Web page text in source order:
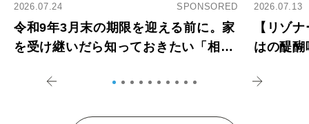
2026.07.24 SPONSORED
令和9年3月末の期限を迎える前に。家
を受け継いだら知っておきたい「相続
2026.07.13
【リゾ
はの醍